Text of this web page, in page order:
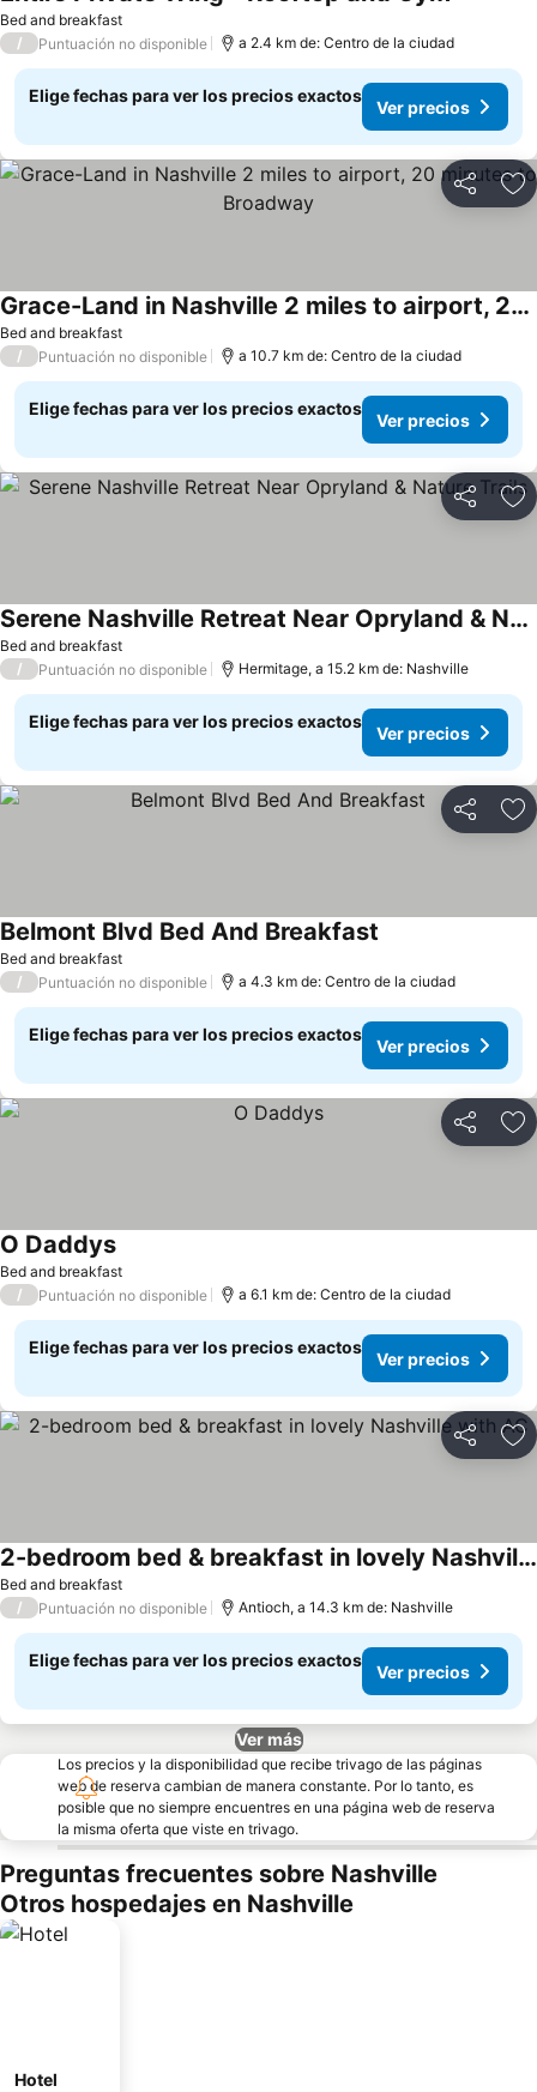
Bed and breakfast
/ Puntuación no disponible a 2.4 km de: Centro de la ciudad
Elige fechas para ver los precios exactos
Ver precios
Compartir
Bed and breakfast
Grace-Land in Nashville 2 miles to airport, 20 minutes to Broadway
/ Puntuación no disponible a 10.7 km de: Centro de la ciudad
Elige fechas para ver los precios exactos
Ver precios
Compartir
Bed and breakfast
Serene Nashville Retreat Near Opryland & Nature Trails
/ Puntuación no disponible Hermitage, a 15.2 km de: Nashville
Elige fechas para ver los precios exactos
Ver precios
Compartir
Bed and breakfast
Belmont Blvd Bed And Breakfast
/ Puntuación no disponible a 4.3 km de: Centro de la ciudad
Elige fechas para ver los precios exactos
Ver precios
Compartir
Bed and breakfast
O Daddys
/ Puntuación no disponible a 6.1 km de: Centro de la ciudad
Elige fechas para ver los precios exactos
Ver precios
Compartir
Bed and breakfast
2-bedroom bed & breakfast in lovely Nashville with AC
/ Puntuación no disponible Antioch, a 14.3 km de: Nashville
Elige fechas para ver los precios exactos
Ver precios
Ver más
Los precios y la disponibilidad que recibe trivago de las páginas
web de reserva cambian de manera constante. Por lo tanto, es
posible que no siempre encuentres en una página web de reserva
la misma oferta que viste en trivago.
Preguntas frecuentes sobre Nashville
Otros hospedajes en Nashville
Hotel